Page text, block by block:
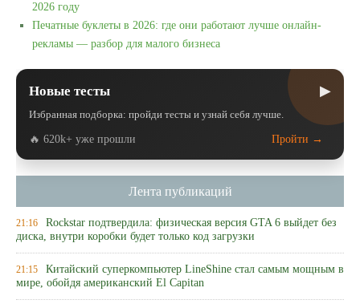
2026 году
Печатные буклеты в 2026: где они работают лучше онлайн-
рекламы — разбор для малого бизнеса
Новые тесты ▶
Избранная подборка: пройди тесты и узнай себя лучше.
🔥 620k+ уже прошли Пройти →
Лента публикаций
21:16 Rockstar подтвердила: физическая версия GTA 6 выйдет без
диска, внутри коробки будет только код загрузки
21:15 Китайский суперкомпьютер LineShine стал самым мощным в
мире, обойдя американский El Capitan